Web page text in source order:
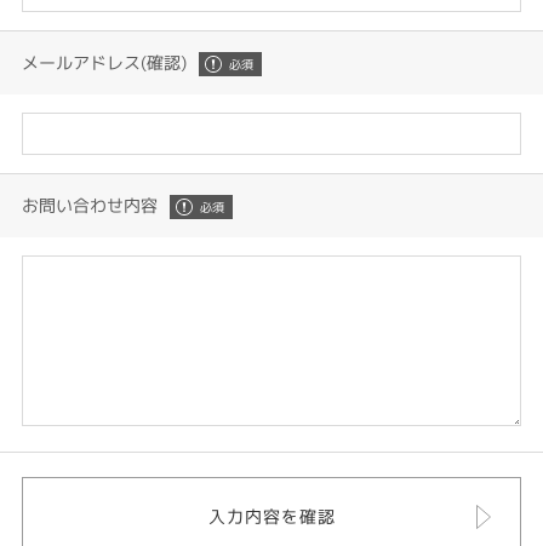
メールアドレス(確認)
お問い合わせ内容